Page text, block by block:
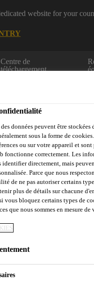
website for your
Centre de
téléchargement
de
données peuvent être stockées
sous la forme de
ou sur votre appareil et
fonctionne correctement. Les
identifier directement, mais
Parce que nous
de ne pas autoriser certains
plus de détails sur chacune
vous bloquez certains types de
que nous sommes en mesure